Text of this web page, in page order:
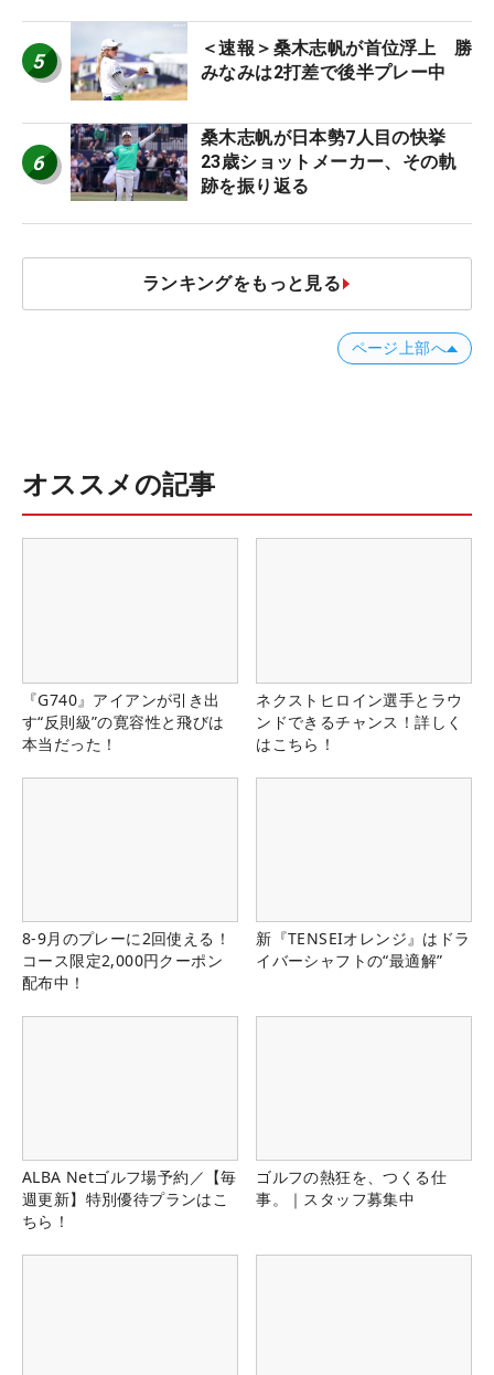
5
＜速報＞桑木志帆が首位浮上 勝
みなみは2打差で後半プレー中
6
桑木志帆が日本勢7人目の快挙
23歳ショットメーカー、その軌
跡を振り返る
ランキングをもっと見る
ページ上部へ
オススメの記事
『G740』アイアンが引き出
す“反則級”の寛容性と飛びは
本当だった！
ネクストヒロイン選手とラウ
ンドできるチャンス！詳しく
はこちら！
8-9月のプレーに2回使える！
コース限定2,000円クーポン
配布中！
新『TENSEIオレンジ』はドラ
イバーシャフトの“最適解”
ALBA Netゴルフ場予約／【毎
週更新】特別優待プランはこ
ちら！
ゴルフの熱狂を、つくる仕
事。｜スタッフ募集中